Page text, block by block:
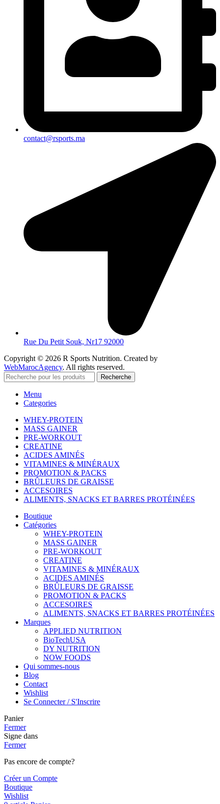
contact@rsports.ma
Rue Du Petit Souk, Nr17 92000
Copyright © 2026 R Sports Nutrition. Created by
WebMarocAgency. All rights reserved.
Recherche
Menu
Categories
WHEY-PROTEIN
MASS GAINER
PRE-WORKOUT
CREATINE
ACIDES AMINÉS
VITAMINES & MINÉRAUX
PROMOTION & PACKS
BRÛLEURS DE GRAISSE
ACCESOIRES
ALIMENTS, SNACKS ET BARRES PROTÉINÉES
Boutique
Catégories
WHEY-PROTEIN
MASS GAINER
PRE-WORKOUT
CREATINE
VITAMINES & MINÉRAUX
ACIDES AMINÉS
BRÛLEURS DE GRAISSE
PROMOTION & PACKS
ACCESOIRES
ALIMENTS, SNACKS ET BARRES PROTÉINÉES
Marques
APPLIED NUTRITION
BioTechUSA
DY NUTRITION
NOW FOODS
Qui sommes-nous
Blog
Contact
Wishlist
Se Connecter / S'Inscrire
Panier
Fermer
Signe dans
Fermer
Pas encore de compte?
Créer un Compte
Boutique
Wishlist